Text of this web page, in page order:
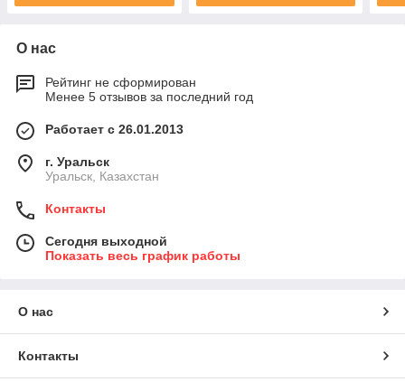
О нас
Рейтинг не сформирован
Менее 5 отзывов за последний год
Работает с 26.01.2013
г. Уральск
Уральск, Казахстан
Контакты
Сегодня выходной
Показать весь график работы
О нас
Контакты